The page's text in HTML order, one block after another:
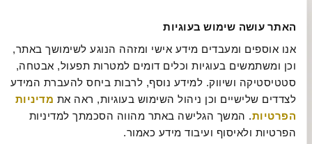
האתר עושה שימוש בעוגיות
אנו אוספים ומעבדים מידע אישי ומזהה הנוגע לשימושך באתר,
וכן ומשתמשים בעוגיות וכלים דומים למטרות תפעול, אבטחה,
סטטיסטיקה ושיווק. למידע נוסף, לרבות ביחס להעברת המידע
לצדדים שלישיים וכן ניהול השימוש בעוגיות, ראה את
מדיניות
הפרטיות
. המשך הגלישה באתר מהווה הסכמתך למדיניות
הפרטיות ולאיסוף ועיבוד מידע כאמור.